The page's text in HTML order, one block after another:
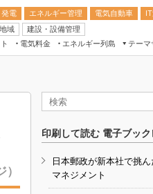
電 エネルギー管理 電気自動車
域
建設・設備管理
電気料金 エネルギー列島
テーマ
料金ガイドブック
特集
）
印刷して読む 電子ブック
日本郵政が新本社で挑
マネジメント